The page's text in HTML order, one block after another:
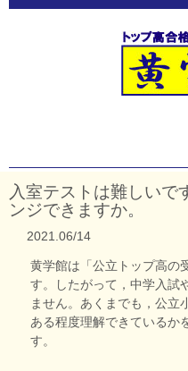
入室テストは難しいで
ンジできますか。
2021.06/14
黄学館は「公立トップ高の
す。したがって，中学入試
ません。あくまでも，公立
ある程度理解できているか
す。